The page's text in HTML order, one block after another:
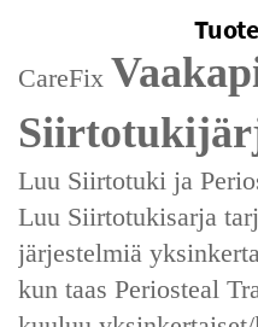
CareFix
‌Luu Siirtotuki‌ ja
Luu Siirtotukisarja
järjestelmiä
kun taas Periosteal